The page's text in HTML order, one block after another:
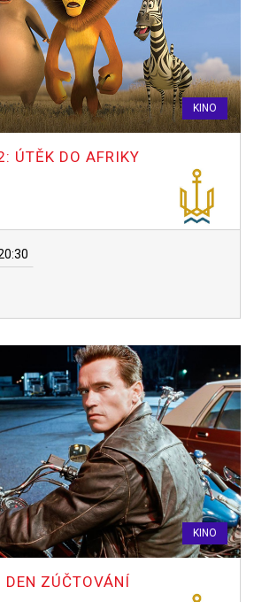
KINO
ÚTĚK DO AFRIKY
KINO
ZÚČTOVÁNÍ